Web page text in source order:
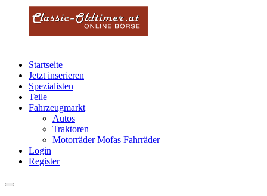
Startseite
Jetzt inserieren
Spezialisten
Teile
Fahrzeugmarkt
Autos
Traktoren
Motorräder Mofas Fahrräder
Login
Register